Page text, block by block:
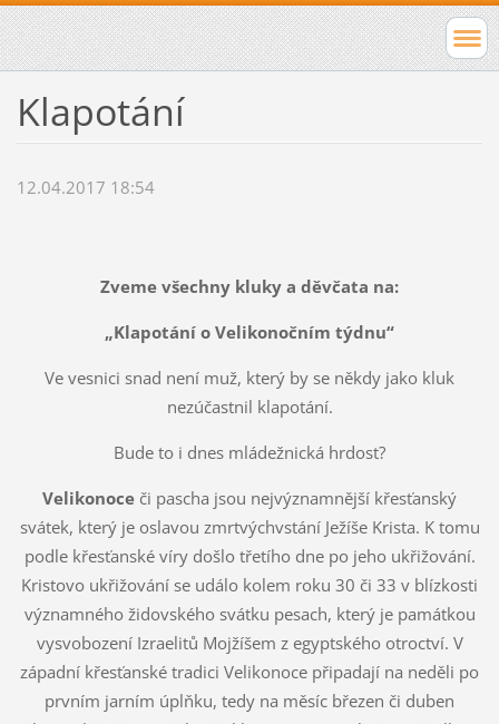
Klapotání
12.04.2017 18:54
Zveme všechny kluky a děvčata na:
„Klapotání o Velikonočním týdnu“
Ve vesnici snad není muž, který by se někdy jako kluk
nezúčastnil klapotání.
Bude to i dnes mládežnická hrdost?
Velikonoce či pascha jsou nejvýznamnější křesťanský
svátek, který je oslavou zmrtvýchvstání Ježíše Krista. K tomu
podle křesťanské víry došlo třetího dne po jeho ukřižování.
Kristovo ukřižování se událo kolem roku 30 či 33 v blízkosti
významného židovského svátku pesach, který je památkou
vysvobození Izraelitů Mojžíšem z egyptského otroctví. V
západní křesťanské tradici Velikonoce připadají na neděli po
prvním jarním úplňku, tedy na měsíc březen či duben